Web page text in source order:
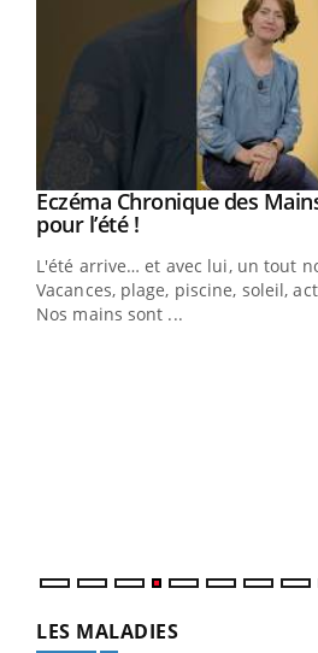
Youtube
Eczéma Chronique des
pour l’été !Youtube
L'été arrive… et avec lui, un tout
Vacances, plage, piscine, soleil,
Nos mains sont ...
LES MALADIES